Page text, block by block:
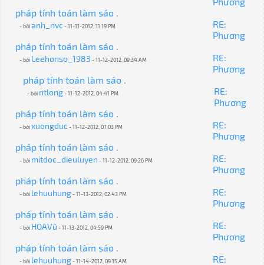
pháp tính toán làm sáo .
- bởianh_nvc- 11-11-2012, 11:19 PM
RE:
Phương
pháp tính toán làm sáo .
- bởi Leehonso_1983 - 11-12-2012, 09:34 AM
RE:
Phương
pháp tính toán làm sáo .
- bởi ntlong- 11-12-2012, 04:41 PM
RE:
Phương
pháp tính toán làm sáo .
- bởixuongduc- 11-12-2012, 07:03 PM
RE:
Phương
pháp tính toán làm sáo .
- bởi mitdoc_dieuluyen - 11-12-2012, 09:26 PM
RE:
Phương
pháp tính toán làm sáo .
- bởi lehuuhung- 11-13-2012, 02:43 PM
RE:
Phương
pháp tính toán làm sáo .
- bởi HOAVũ - 11-13-2012, 04:59 PM
RE:
Phương
pháp tính toán làm sáo .
- bởi lehuuhung- 11-14-2012, 09:15 AM
RE: